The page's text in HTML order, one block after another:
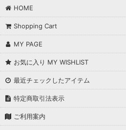
HOME
Shopping Cart
MY PAGE
お気に入り MY WISHLIST
最近チェックしたアイテム
特定商取引法表示
ご利用案内